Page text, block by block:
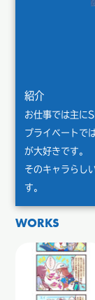
紹介
お仕事では主に
プライベートで
が大好きです。
そのキャラらし
す。
WORKS